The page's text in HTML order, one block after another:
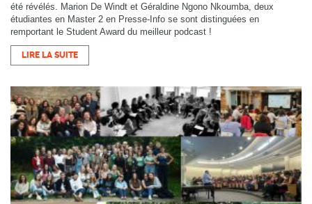
été révélés. Marion De Windt et Géraldine Ngono Nkoumba, deux
étudiantes en Master 2 en Presse-Info se sont distinguées en
remportant le Student Award du meilleur podcast !
LIRE LA SUITE